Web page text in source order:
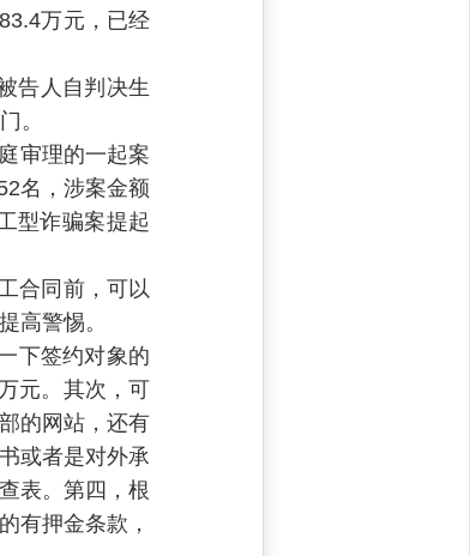
万元，已经
告人自判决生
。
审理的一起案
名，涉案金额
型诈骗案提起
合同前，可以
高警惕。
下签约对象的
元。其次，可
的网站，还有
或者是对外承
表。第四，根
有押金条款，